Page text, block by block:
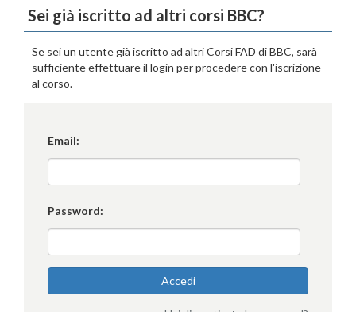
Sei già iscritto ad altri corsi BBC?
Se sei un utente già iscritto ad altri Corsi FAD di BBC, sarà
sufficiente effettuare il login per procedere con l'iscrizione
al corso.
Email:
Password:
Accedi